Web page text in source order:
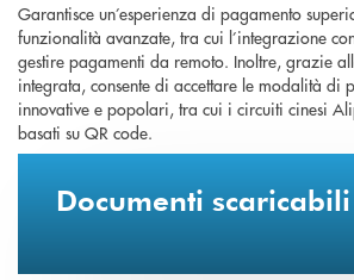
Garantisce un’esperienza di pagamento
funzionalità avanzate, tra cui l’integrazione
gestire pagamenti da remoto. Inoltre, grazie
integrata, consente di accettare le modalità di
innovative e popolari, tra cui i circuiti cinesi
basati su QR code.
Documenti scaricabili